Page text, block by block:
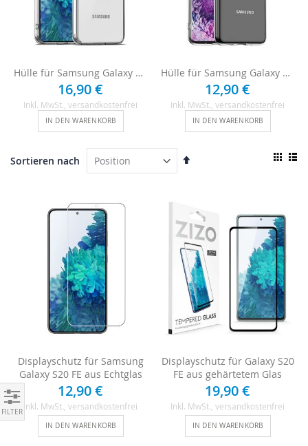
Hülle für Samsung Galaxy S20 FE Case - Transparent
16,90 €
Inkl. MwSt., versandkostenfrei
IN DEN WARENKORB
Hülle für Samsung Galaxy S20 FE - Transparent
12,90 €
Inkl. MwSt., versandkostenfrei
IN DEN WARENKORB
Sortieren nach
In
Displayschutz für Samsung
Galaxy S20 FE aus Echtglas
12,90 €
Inkl. MwSt. , versandkostenfrei
IN DEN WARENKORB
Displayschutz für Galaxy S20
FE aus gehärtetem Glas
19,90 €
Inkl. MwSt. , versandkostenfrei
IN DEN WARENKORB
Einkaufen nach